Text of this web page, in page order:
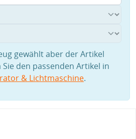
gewählt aber der Artikel
den passenden Artikel in
& Lichtmaschine.